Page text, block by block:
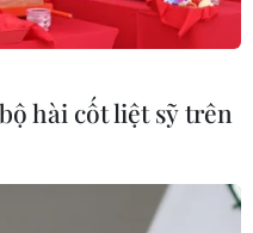
hài cốt liệt sỹ trên